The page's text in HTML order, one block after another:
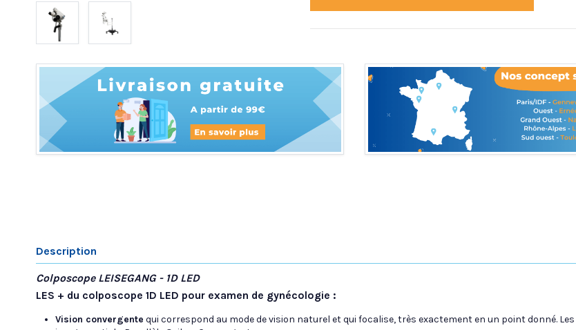
Description
Colposcope LEISEGANG - 1D LED
LES + du colposcope 1D LED pour examen de gynécologie :
Vision convergente qui correspond au mode de vision naturel et qui focalise, très exactement en un point donné.